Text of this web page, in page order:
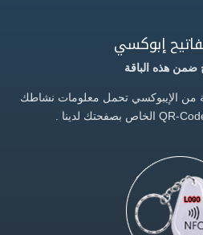
إبوكسي
ضمن هذه الباقة
من الإيبوكسي تحمل معلومات نشاطك